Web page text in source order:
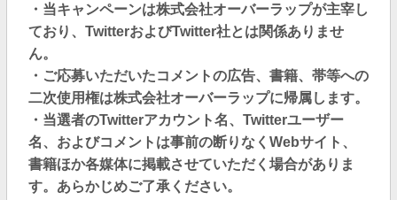
・当キャンペーンは株式会社オーバーラップが主宰し
ており、TwitterおよびTwitter社とは関係ありませ
ん。
・ご応募いただいたコメントの広告、書籍、帯等への
二次使用権は株式会社オーバーラップに帰属します。
・当選者のTwitterアカウント名、Twitterユーザー
名、およびコメントは事前の断りなくWebサイト、
書籍ほか各媒体に掲載させていただく場合がありま
す。あらかじめご了承ください。